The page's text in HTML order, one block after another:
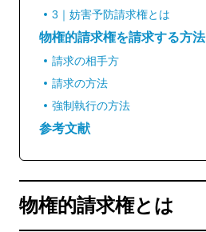
3｜妨害予防請求権とは
物権的請求権を請求する方法
請求の相手方
請求の方法
強制執行の方法
参考文献
物権的請求権とは